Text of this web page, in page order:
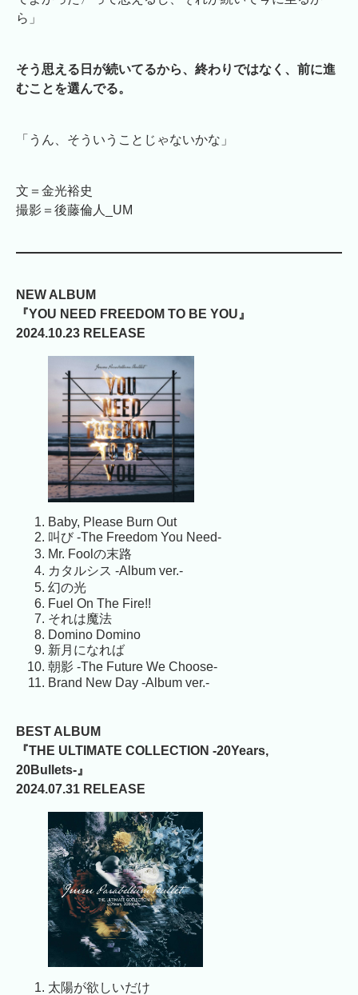
ら」
そう思える日が続いてるから、終わりではなく、前に進
むことを選んでる。
「うん、そういうことじゃないかな」
文＝金光裕史
撮影＝後藤倫人_UM
NEW ALBUM
『YOU NEED FREEDOM TO BE YOU』
2024.10.23 RELEASE
Baby, Please Burn Out
叫び -The Freedom You Need-
Mr. Foolの末路
カタルシス -Album ver.-
幻の光
Fuel On The Fire!!
それは魔法
Domino Domino
新月になれば
朝影 -The Future We Choose-
Brand New Day -Album ver.-
BEST ALBUM
『THE ULTIMATE COLLECTION -20Years,
20Bullets-』
2024.07.31 RELEASE
太陽が欲しいだけ